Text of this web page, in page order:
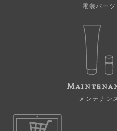
電装パーツ
メンテナン